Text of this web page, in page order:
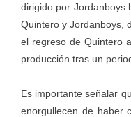
dirigido por Jordanboys
Quintero y Jordanboys,
el regreso de Quintero
producción tras un
Es importante señalar
enorgullecen de haber